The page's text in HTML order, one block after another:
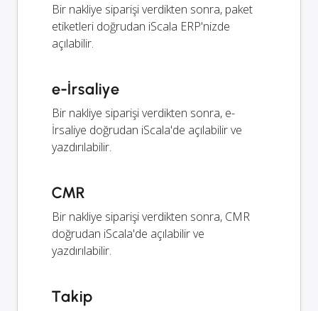
Bir nakliye siparişi verdikten sonra, paket
etiketleri doğrudan iScala ERP'nizde
açılabilir.
e-İrsaliye
Bir nakliye siparişi verdikten sonra, e-
İrsaliye doğrudan iScala'de açılabilir ve
yazdırılabilir.
CMR
Bir nakliye siparişi verdikten sonra, CMR
doğrudan iScala'de açılabilir ve
yazdırılabilir.
Takip